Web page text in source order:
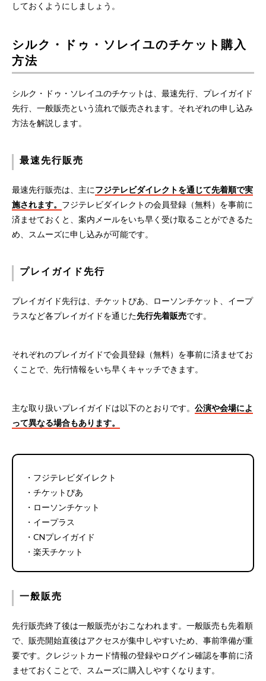
しておくようにしましょう。
シルク・ドゥ・ソレイユのチケット購入
方法
シルク・ドゥ・ソレイユのチケットは、最速先行、プレイガイド
先行、一般販売という流れで販売されます。それぞれの申し込み
方法を解説します。
最速先行販売
最速先行販売は、主にフジテレビダイレクトを通じて先着順で実
施されます。 フジテレビダイレクトの会員登録（無料）を事前に
済ませておくと、案内メールをいち早く受け取ることができるた
め、スムーズに申し込みが可能です。
プレイガイド先行
プレイガイド先行は、チケットぴあ、ローソンチケット、イープ
ラスなど各プレイガイドを通じた先行先着販売です。
それぞれのプレイガイドで会員登録（無料）を事前に済ませてお
くことで、先行情報をいち早くキャッチできます。
主な取り扱いプレイガイドは以下のとおりです。 公演や会場によ
って異なる場合もあります。
・フジテレビダイレクト
・チケットぴあ
・ローソンチケット
・イープラス
・CNプレイガイド
・楽天チケット
一般販売
先行販売終了後は一般販売がおこなわれます。一般販売も先着順
で、販売開始直後はアクセスが集中しやすいため、事前準備が重
要です。クレジットカード情報の登録やログイン確認を事前に済
ませておくことで、スムーズに購入しやすくなります。